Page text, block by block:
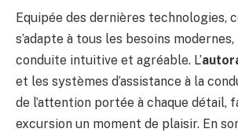
Equipée des dernières technologies,
s’adapte à tous les besoins
conduite intuitive et agréable. L’
et les systèmes d’assistance à la
de l’attention portée à chaque détail,
excursion un moment de plaisir. En